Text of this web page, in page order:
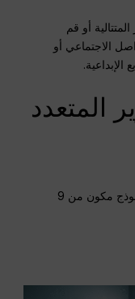
أو قم
الاجتماعي أو
المتعدد
للتوضيح، طلبت من Nano Banana إنشاء نموذج مكون من 9